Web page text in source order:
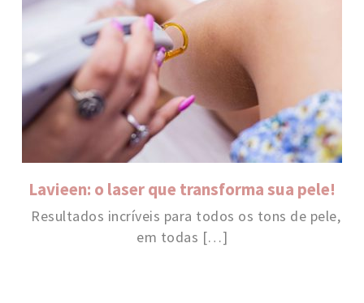
Lavieen: o laser que transforma sua pele!
Resultados incríveis para todos os tons de pele,
em todas […]